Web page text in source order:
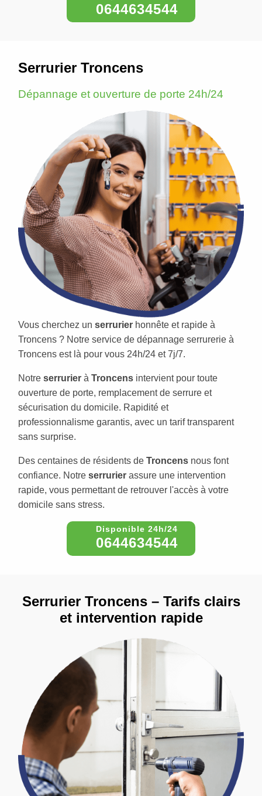
0644634544
Serrurier Troncens
Dépannage et ouverture de porte 24h/24
Vous cherchez un serrurier honnête et rapide à
Troncens ? Notre service de dépannage serrurerie à
Troncens est là pour vous 24h/24 et 7j/7.
Notre serrurier à Troncens intervient pour toute
ouverture de porte, remplacement de serrure et
sécurisation du domicile. Rapidité et
professionnalisme garantis, avec un tarif transparent
sans surprise.
Des centaines de résidents de Troncens nous font
confiance. Notre serrurier assure une intervention
rapide, vous permettant de retrouver l'accès à votre
domicile sans stress.
0644634544
Serrurier Troncens – Tarifs clairs
et intervention rapide